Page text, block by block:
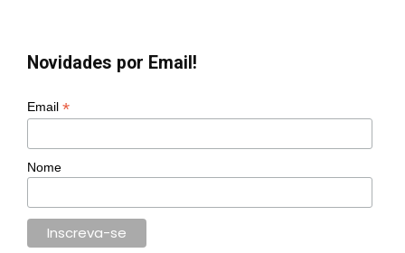
Novidades por Email!
Email *
Nome